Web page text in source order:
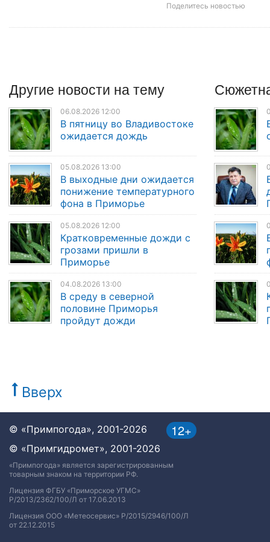
Поделитесь новостью
Другие новости на тему
06.08.2026 12:00
В пятницу во Владивостоке
ожидается дождь
05.08.2026 13:00
В выходные дни ожидается
понижение температурного
фона в Приморье
05.08.2026 12:00
Кратковременные дожди с
грозами пришли в
Приморье
04.08.2026 13:00
В среду в северной
половине Приморья
пройдут дожди
Вверх
12+
© «Примпогода», 2001-2026
© «Примгидромет», 2001-2026
«Примпогода» является зарегистрированным
товарным знаком на территории РФ.
Лицензия ФГБУ «Приморское УГМС»
Р/2013/2362/100/Л от 17.06.2013
Лицензия ООО «Метеосервис» Р/2015/2946/100/Л
от 22.12.2015